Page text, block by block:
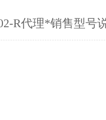
R代理*销售型号